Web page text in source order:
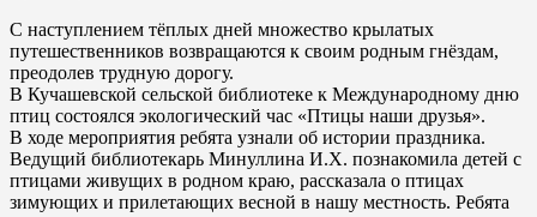
С наступлением тёплых дней множество крылатых
путешественников возвращаются к своим родным гнёздам,
преодолев трудную дорогу.
В Кучашевской сельской библиотеке к Международному дню
птиц состоялся экологический час «Птицы наши друзья».
В ходе мероприятия ребята узнали об истории праздника.
Ведущий библиотекарь Минуллина И.Х. познакомила детей с
птицами живущих в родном краю, рассказала о птицах
зимующих и прилетающих весной в нашу местность. Ребята